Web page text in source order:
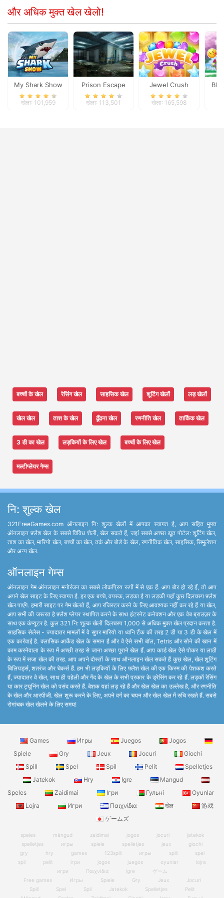
और अधिक मुक्त खेल खेलो!
My Shark Show
खेला: 101,959
Prison Escape
खेला: 113,501
Jewel Crush
खेला: 165,598
बच्चों के खेल रेसिंग खेल साहसिक खेल शूटिंग खेलों लड़ खेलों
खेल खेल ताश के खेल ढूँढना खेल रणनीति खेल तार्किक खेल
3 डी का खेल लड़कियों के लिए खेल बच्चों के लिए खेल
मल्टीप्लेयर गेम्स
नि: शुल्क खेल
321FreeGames.com ऑनलाइन नि: शुल्क खेलों में आपका स्वागत है, आप सहित मुफ्त
ऑनलाइन फ़्लैश खेल के सबसे विविध शैली, खेल सकते हैं, जहां सबसे अच्छा द्यूत पोर्टल: शूटिंग खेल,
ताश का खेल, मारियो खेल, बच्चों का खेल, तर्क और बोर्ड के खेल, रणनीतिक खेल, साहसिक, सिमुलेशन
और अन्य खेल.
ऑनलाइन गेम्स
ऑनलाइन गेम ऑनलाइन मनोरंजन का सबसे लोकप्रिय रूपों में से एक हैं. आप बोर हो रहे हैं, तो आप
अपने खेल साइट के लिए स्वागत है. हर एक बच्चे, वयस्क, लड़का है या लड़की यहाँ कुछ दिलचस्प फ़्लैश
खेल पाएंगे. हमारी साइट पर गेम खेलते हैं, आप रजिस्टर करने के लिए आवश्यक नहीं कर रहे हैं या खेल,
आप सभी की जरूरत है फ़्लैश प्लेयर स्थापित करने के साथ इंटरनेट कनेक्शन और एक वेब ब्राउज़र के
साथ एक कंप्यूटर है. कुल 321 नि: शुल्क खेलों दिलचस्प 1,000 से अधिक मुक्त खेल प्रदान करता है.
साहसिक सेलेस - ज्यादातर मामलों में वे सुपर मारियो या ध्वनि टैंक की तरह 2 डी या 3 डी के खेल में
एक कार्रवाई है. क्लासिक आर्केड खेल के समान है और वे ऐसे सभी बॉल, Tetris और सोने की खान में
काम करनेवाला के रूप में अच्छी तरह से जाना अच्छा पुराने खेल हैं. आप कार्ड खेल ऐसे पोकर या लाठी
के रूप में सजा खेल की तरह. आप अपने दोस्तों के साथ ऑनलाइन खेल सकते हैं कुछ खेल, खेल शूटिंग
बिलियर्ड्स, शतरंज और चेकर्स हैं. हम भी लड़कियों के लिए फ़्लैश खेल की एक किस्म की पेशकश करते
हैं, ज्यादातर वे खेल, साथ ही पहेली और गेंद के खेल के सभी प्रकार के ड्रेसिंग कर रहे हैं. लड़कों रेसिंग
या कार ट्यूनिंग खेल को पसंद करते हैं. बेशक यहां लड़ रहे हैं और खेल खेल का उल्लेख है, और रणनीति
के खेल और आरपीजी. खेल शुरू करने के लिए, अपने वर्ग का चयन और खेल खेल में रुचि रखते हैं. सबसे
रोमांचक खेल खेलने के लिए समय!
Games Игры Juegos
Jogos
Spiele
Gry Jeux Jocuri
Giochi
Spill
Spel Spil Pelit
Spelletjes
Jatekok
Hry Igre
Mangud
Speles
Zaidimai Ігри Гульні
Oyunlar
Lojra
Игри Παιχνίδια खेल
游戏
ゲームズ
speles mängud zaidimai jogos jocuri
jatekok
spelletjes
игры spiele spelletjes jeux
giochi
gry
hry games 123spill игры spill
spel
spil
pelit ігри jogos juegos oyunlar
lojra
игри
Παιχνίδια igre
ゲーム
Free games
Игры Spiele Gry Jeux
Jocuri
Spill
Spel Spil Jatekok Spelletjes
Pelit